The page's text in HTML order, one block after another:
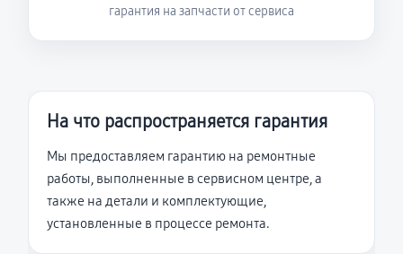
гарантия на запчасти от сервиса
На что распространяется гарантия
Мы предоставляем гарантию на ремонтные
работы, выполненные в сервисном центре, а
также на детали и комплектующие,
установленные в процессе ремонта.